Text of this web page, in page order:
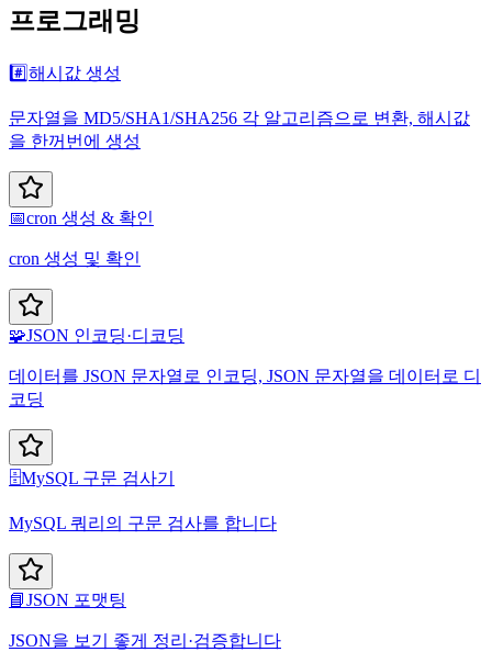
프로그래밍
#️⃣해시값 생성
문자열을 MD5/SHA1/SHA256 각 알고리즘으로 변환, 해시값
을 한꺼번에 생성
📅cron 생성 & 확인
cron 생성 및 확인
🧩JSON 인코딩·디코딩
데이터를 JSON 문자열로 인코딩, JSON 문자열을 데이터로 디
코딩
🗄️MySQL 구문 검사기
MySQL 쿼리의 구문 검사를 합니다
📘JSON 포맷팅
JSON을 보기 좋게 정리·검증합니다